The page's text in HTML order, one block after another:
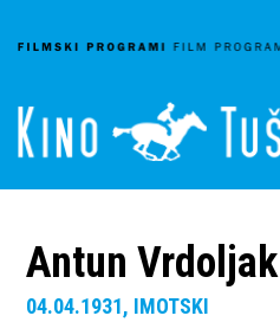
Antun Vrdoljak
04.04.1931, IMOTSKI